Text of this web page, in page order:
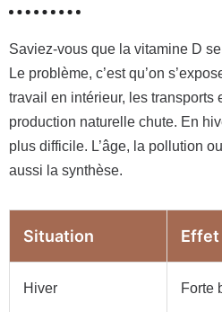
Saviez-vous que la vitamine D
Le problème, c’est qu’on
travail en intérieur, les transports
production naturelle chute. En
plus difficile. L’âge, la pollution
aussi la synthèse.
Situation Effet
Hiver Forte